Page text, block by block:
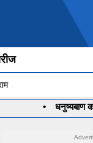
धनुष्यबाण